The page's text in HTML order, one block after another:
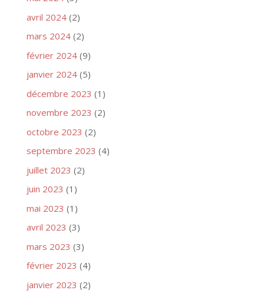
avril 2024(2)
mars 2024(2)
février 2024(9)
janvier 2024(5)
décembre 2023 (1)
novembre 2023 (2)
octobre 2023 (2)
septembre 2023 (4)
juillet 2023 (2)
juin 2023 (1)
mai 2023 (1)
avril 2023 (3)
mars 2023 (3)
février 2023 (4)
janvier 2023 (2)